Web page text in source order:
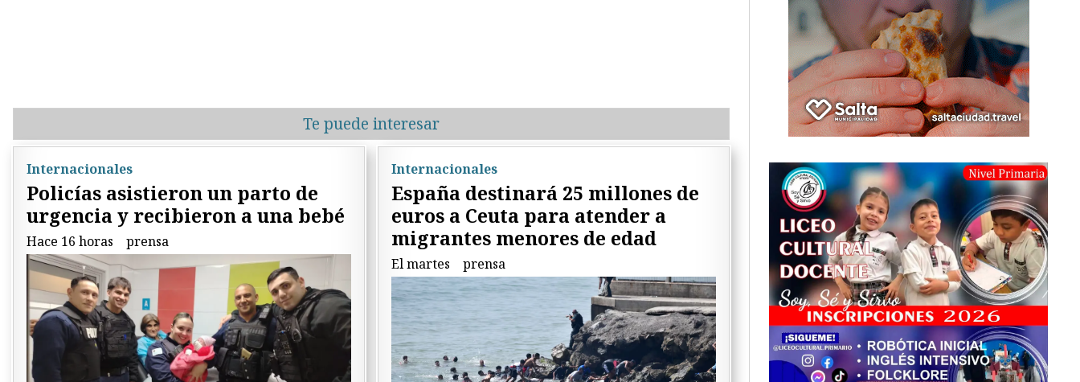
Te puede interesar
Policías asistieron un parto de
urgencia y recibieron a una bebé
prensa
Internacionales
Hace 16 horas
España destinará 25 millones de
euros a Ceuta para atender a
migrantes menores de edad
prensa
Internacionales
El martes